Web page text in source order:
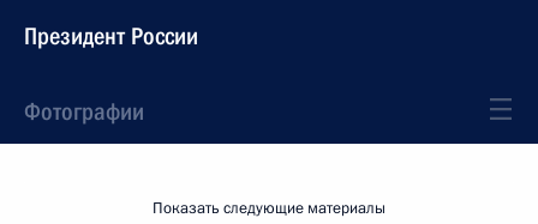
Президент России
Фотографии
Показать следующие материалы